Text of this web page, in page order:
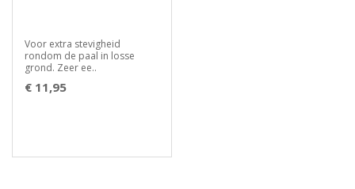
Voor extra stevigheid
rondom de paal in losse
grond. Zeer ee..
€ 11,95